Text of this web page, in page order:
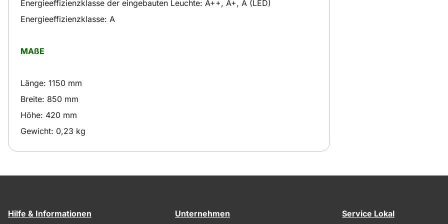
Energieeffizienzklasse der eingebauten Leuchte: A++, A+, A (LED)
Energieeffizienzklasse: A
MAßE
Länge: 1150 mm
Breite: 850 mm
Höhe: 420 mm
Gewicht: 0,23 kg
Hilfe & Informationen Unternehmen Service Lokal